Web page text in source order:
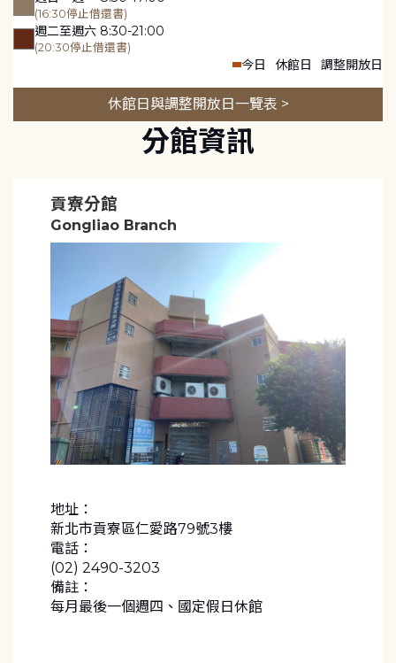
(16:30停止借還書)
週二至週六 8:30-21:00
(20:30停止借還書)
今日 休館日 調整開放日
休館日與調整開放日一覽表 >
分館資訊
貢寮分館
Gongliao Branch
地址：
新北市貢寮區仁愛路79號3樓
電話：
(02) 2490-3203
備註：
每月最後一個週四、國定假日休館